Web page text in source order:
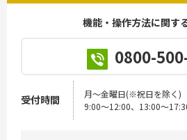
機能・操作方法に関す
0800-
受付時間
月～金曜日(※祝日を除く)
9:00～12:00、13:00～